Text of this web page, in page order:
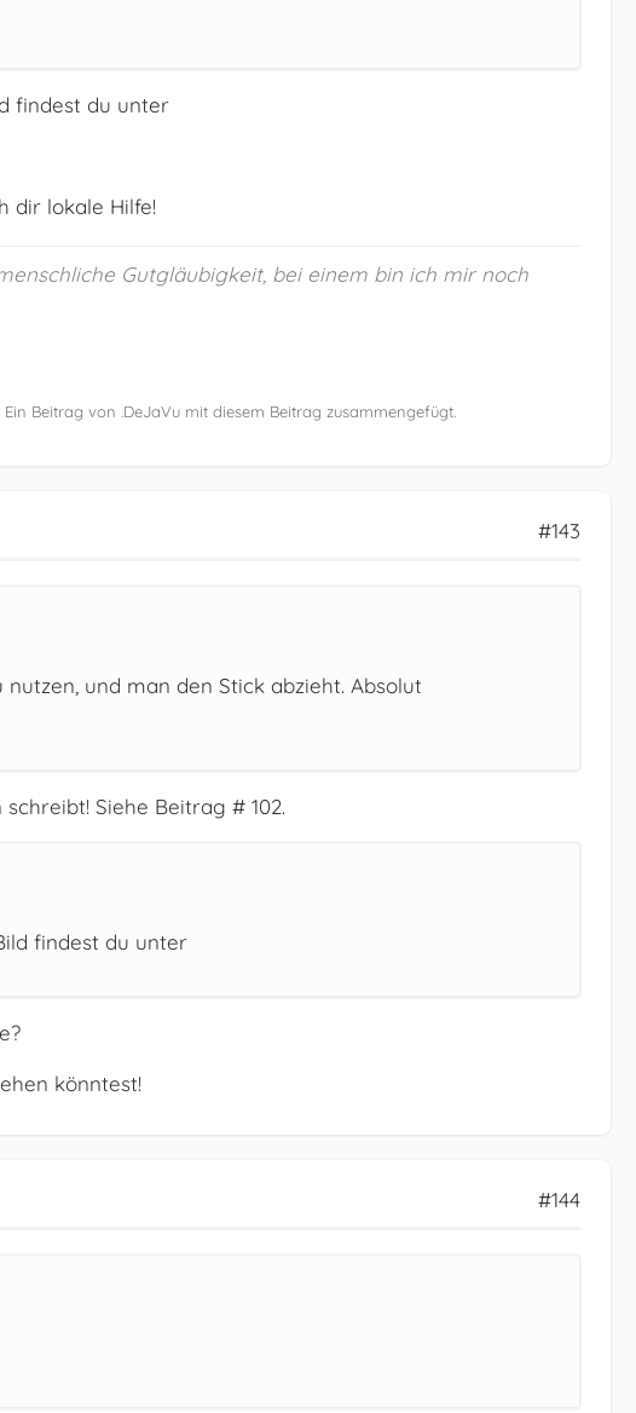
findest du unter
dir lokale Hilfe!
Gutgläubigkeit, bei einem bin ich mir noch
Beitrag von .DeJaVu mit diesem Beitrag zusammengefügt.
#143
und man den Stick abzieht. Absolut
Siehe Beitrag # 102.
findest du unter
könntest!
#144